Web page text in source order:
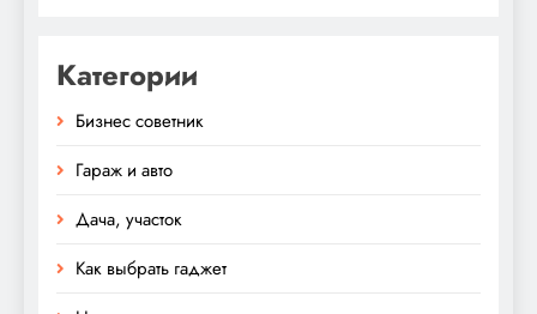
Категории
Бизнес советник
Гараж и авто
Дача, участок
Как выбрать гаджет